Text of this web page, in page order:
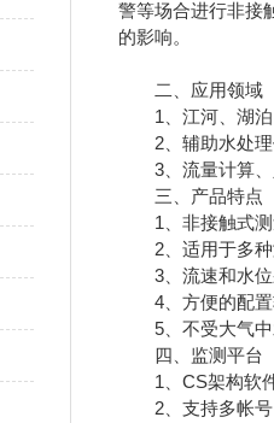
警等场合进行非接
的影响。
二、应用领域
1、江河、湖泊
2、辅助水处理
3、流量计算、
三、产品特点
1、非接触式测
2、适用于多种
3、流速和水位
4、方便的配置
5、不受大气中
四、监测平台
1、CS架构软件
2、支持多帐号